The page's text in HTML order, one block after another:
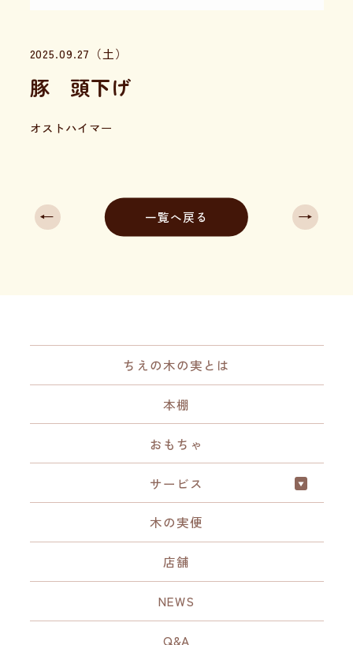
2025.09.27（土）
豚 頭下げ
オストハイマー
← →
一覧へ戻る
ちえの木の実とは
本棚
おもちゃ
サービス
木の実便
店舗
NEWS
Q&A